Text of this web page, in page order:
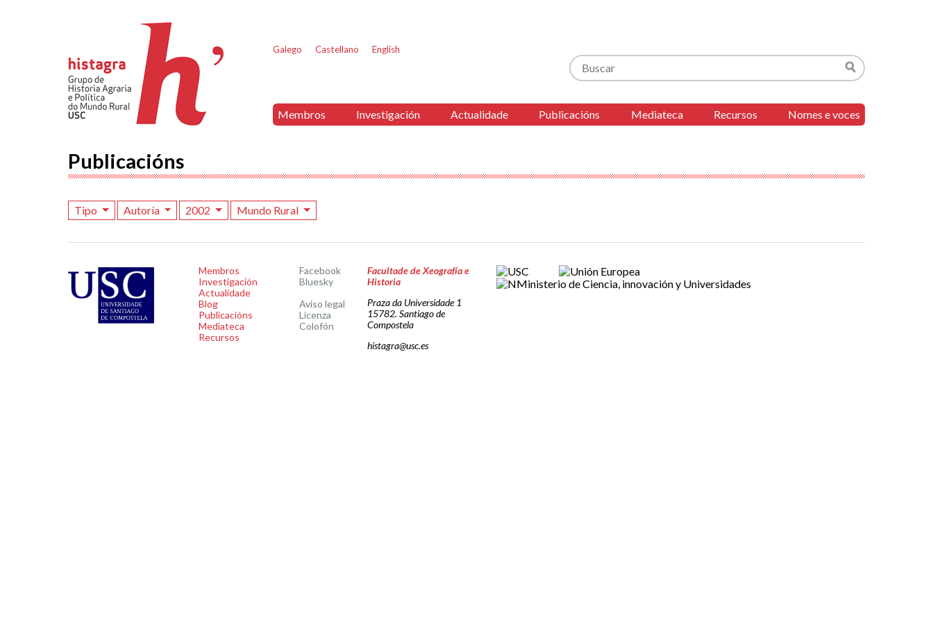
Galego Castellano English
Buscar
Buscar
Membros Investigación Actualidade Publicacións Mediateca Recursos Nomes e voces
Publicacións
Tipo Autoría 2002 Mundo Rural
Membros
Investigación
Actualidade
Blog
Publicacións
Mediateca
Recursos
Facebook
Bluesky
Aviso legal
Licenza
Colofón
Facultade de Xeografía e
Historia
Praza da Universidade 1
15782. Santiago de
Compostela
histagra@usc.es